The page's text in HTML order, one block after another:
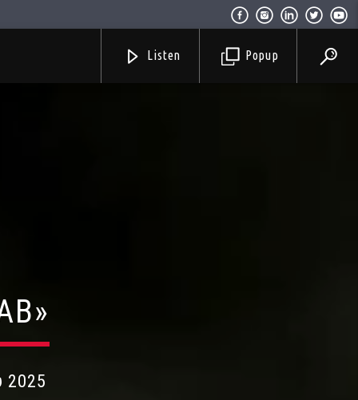
Popup
Listen
2025